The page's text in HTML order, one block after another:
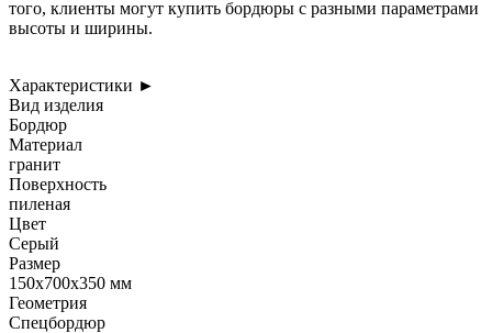
того, клиенты могут купить бордюры с разными параметрами
высоты и ширины.
Характеристики ►
Вид изделия
Бордюр
Материал
гранит
Поверхность
пиленая
Цвет
Серый
Размер
150x700x350 мм
Геометрия
Спецбордюр